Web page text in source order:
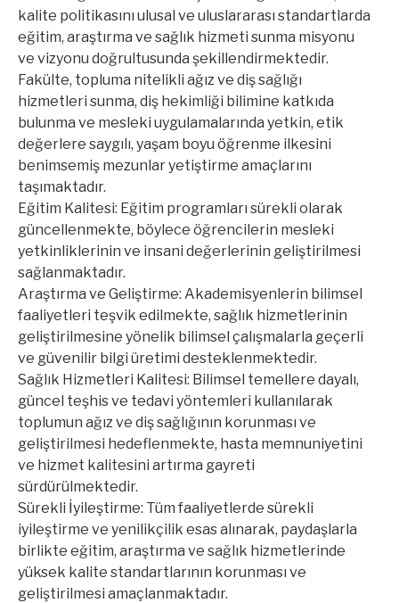
kalite politikasını ulusal ve uluslararası standartlarda
eğitim, araştırma ve sağlık hizmeti sunma misyonu
ve vizyonu doğrultusunda şekillendirmektedir.
Fakülte, topluma nitelikli ağız ve diş sağlığı
hizmetleri sunma, diş hekimliği bilimine katkıda
bulunma ve mesleki uygulamalarında yetkin, etik
değerlere saygılı, yaşam boyu öğrenme ilkesini
benimsemiş mezunlar yetiştirme amaçlarını
taşımaktadır.
Eğitim Kalitesi: Eğitim programları sürekli olarak
güncellenmekte, böylece öğrencilerin mesleki
yetkinliklerinin ve insani değerlerinin geliştirilmesi
sağlanmaktadır.
Araştırma ve Geliştirme: Akademisyenlerin bilimsel
faaliyetleri teşvik edilmekte, sağlık hizmetlerinin
geliştirilmesine yönelik bilimsel çalışmalarla geçerli
ve güvenilir bilgi üretimi desteklenmektedir.
Sağlık Hizmetleri Kalitesi: Bilimsel temellere dayalı,
güncel teşhis ve tedavi yöntemleri kullanılarak
toplumun ağız ve diş sağlığının korunması ve
geliştirilmesi hedeflenmekte, hasta memnuniyetini
ve hizmet kalitesini artırma gayreti
sürdürülmektedir.
Sürekli İyileştirme: Tüm faaliyetlerde sürekli
iyileştirme ve yenilikçilik esas alınarak, paydaşlarla
birlikte eğitim, araştırma ve sağlık hizmetlerinde
yüksek kalite standartlarının korunması ve
geliştirilmesi amaçlanmaktadır.